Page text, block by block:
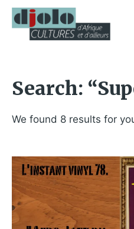
Search:
We found 8 results for